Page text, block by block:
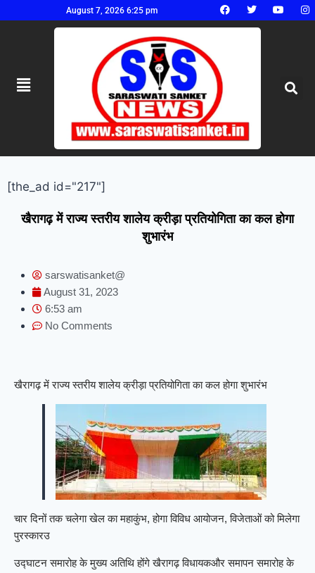
August 7, 2026 6:25 pm
[the_ad id="217"]
खैरागढ़ में राज्य स्तरीय शालेय क्रीड़ा प्रतियोगिता का कल होगा
शुभारंभ
sarswatisanket@
August 31, 2023
6:53 am
No Comments
खैरागढ़ में राज्य स्तरीय शालेय क्रीड़ा प्रतियोगिता का कल होगा शुभारंभ
चार दिनों तक चलेगा खेल का महाकुंभ, होगा विविध आयोजन, विजेताओं को मिलेगा
पुरस्कारउ
उद्घाटन समारोह के मुख्य अतिथि होंगे खैरागढ़ विधायकऔर समापन समारोह के